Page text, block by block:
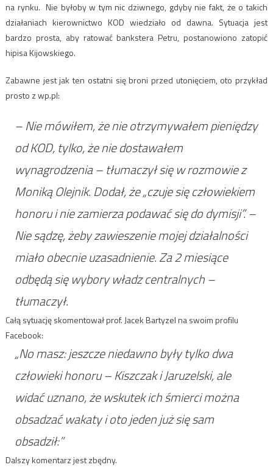
na rynku. Nie byłoby w tym nic dziwnego, gdyby nie fakt, że o takich
działaniach kierownictwo KOD wiedziało od dawna. Sytuacja jest
bardzo prosta, aby ratować bankstera Petru, postanowiono zatopić
hipisa Kijowskiego.
Zabawne jest jak ten ostatni się broni przed utonięciem, oto przykład
prosto z wp.pl:
– Nie mówiłem, że nie otrzymywałem pieniędzy
od KOD, tylko, że nie dostawałem
wynagrodzenia– tłumaczył się w rozmowie z
Moniką Olejnik. Dodał, że „czuje się człowiekiem
honoru i nie zamierza podawać się do dymisji”. –
Nie sądzę, żeby zawieszenie mojej działalności
miało obecnie uzasadnienie. Za 2 miesiące
odbędą się wybory władz centralnych –
tłumaczył.
Całą sytuację skomentował prof. Jacek Bartyzel na swoim profilu
Facebook:
„No masz: jeszcze niedawno były tylko dwa
człowieki honoru – Kiszczak i Jaruzelski, ale
widać uznano, że wskutek ich śmierci można
obsadzać wakaty i oto jeden już się sam
obsadził:”
Dalszy komentarz jest zbędny.